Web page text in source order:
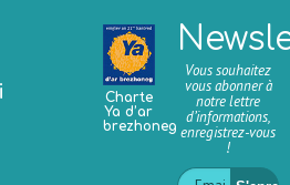
Charte
Ya d’ar
brezhoneg
Vous souhaitez
vous abonner à
notre lettre
d’informations,
enregistrez-vous
!